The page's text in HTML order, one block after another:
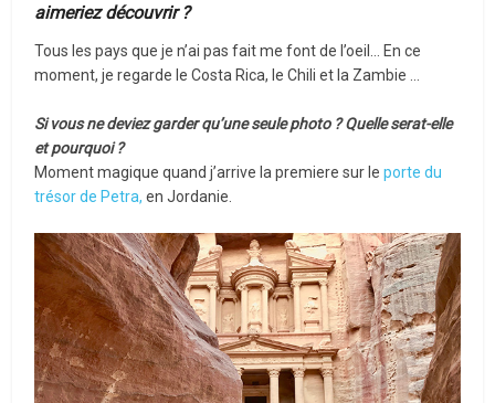
aimeriez découvrir ?
Tous les pays que je n’ai pas fait me font de l’oeil… En ce
moment, je regarde le Costa Rica, le Chili et la Zambie …
Si vous ne deviez garder qu’une seule photo ? Quelle serat-elle
et pourquoi ?
Moment magique quand j’arrive la premiere sur le porte du
trésor de Petra, en Jordanie.